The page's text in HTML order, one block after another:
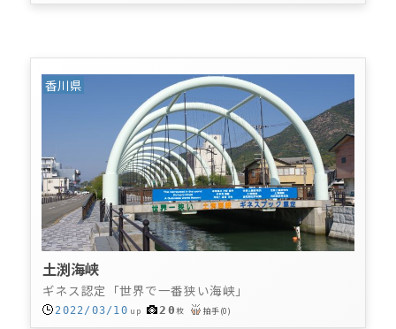
香川県
土渕海峡
ギネス認定「世界で一番狭い海峡」
2022/03/10 up 20枚 拍手(0)